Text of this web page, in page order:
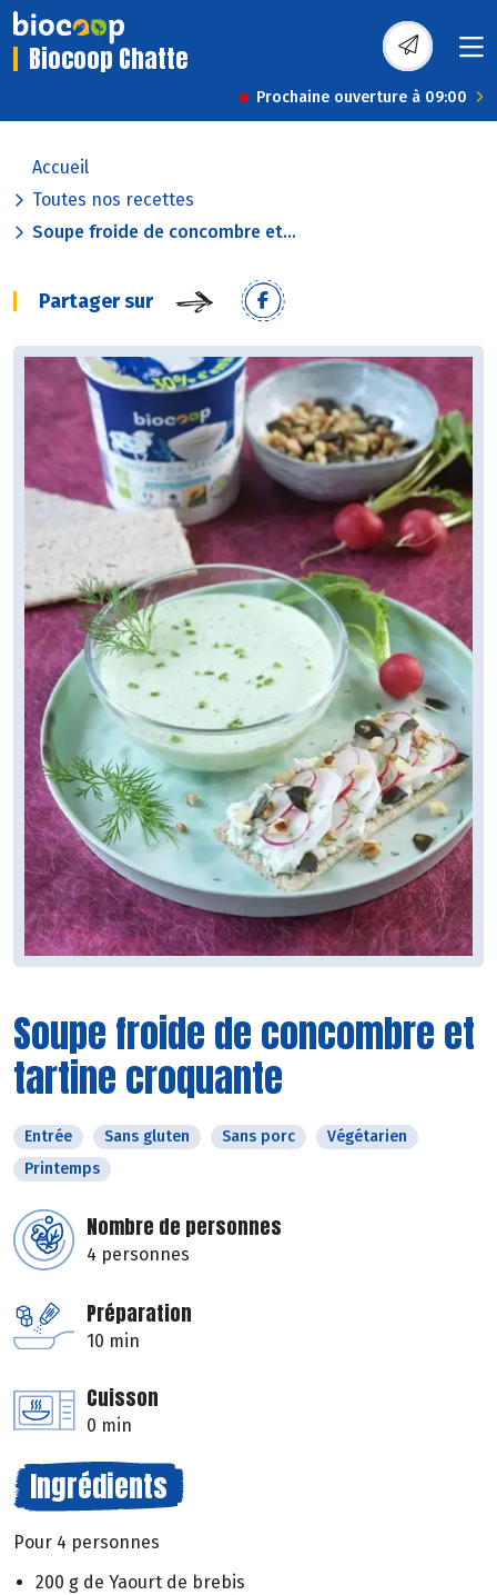
Biocoop Chatte
Prochaine ouverture à 09:00
Accueil
Toutes nos recettes
Soupe froide de concombre et...
Partager sur
Soupe froide de concombre et
tartine croquante
Entrée Sans gluten Sans porc
Végétarien
Printemps
Nombre de personnes
4 personnes
Préparation
10 min
Cuisson
0 min
Ingrédients
Pour 4 personnes
200 g de Yaourt de brebis